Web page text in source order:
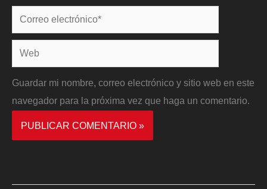
Correo
electrónico*
Web
Guardar mi nombre, correo electrónico y sitio web en este
navegador para la próxima vez que haga un comentario.